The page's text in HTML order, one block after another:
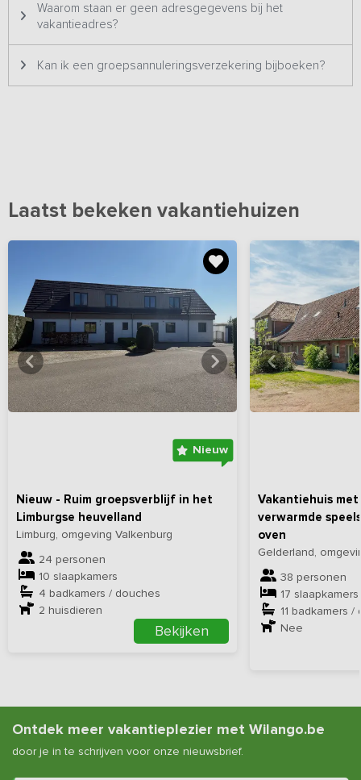
Waarom staan er geen adresgegevens bij het
vakantieadres?
Kan ik een groepsannuleringsverzekering bijboeken?
Laatst bekeken vakantiehuizen
Nieuw
Nieuw - Ruim groepsverblijf in het
Limburgse heuvelland
Limburg, omgeving Valkenburg
24 personen
10 slaapkamers
4 badkamers / douches
2 huisdieren
Bekijken
Bekijk hier alle foto's
Vakantiehuis
verwarmde
oven
Gelderland,
38 personen
17 slaapkamers
11 badkamers /
Nee
Bekijk
Ontdek meer vakantieplezier met Wilango.be
door je in te schrijven voor onze nieuwsbrief.